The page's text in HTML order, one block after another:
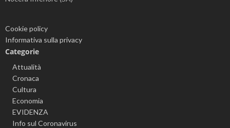
Cookie policy
Informativa sulla privacy
Categorie
Attualità
Cronaca
Cultura
Economia
EVIDENZA
Info sul Coronavirus